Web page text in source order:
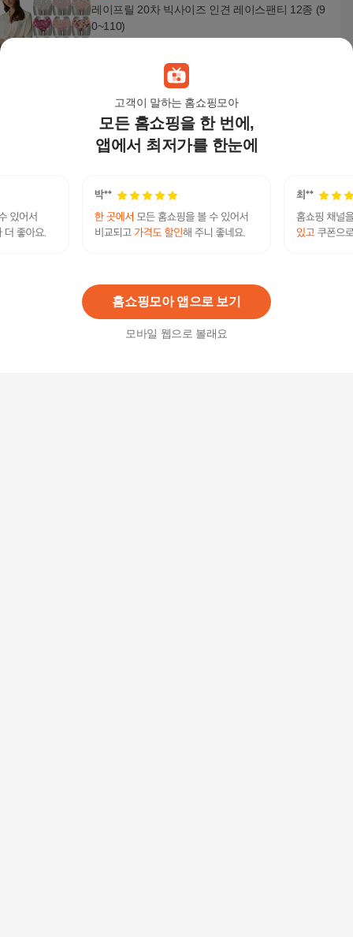
고객이 말하는 홈쇼핑모아
모든 홈쇼핑을 한 번에,
앱에서 최저가를 한눈에
홈쇼핑모아 앱으로 보기
모바일 웹으로 볼래요
레이프릴 20차 빅사이즈 인견 레이스팬티 12종 (9
0~110)
레이프릴 레이프릴] 레이프릴 모달 보정 팬티 패키
지 총 8종
49,410 원
[방송히트]레이프릴18차 데일리 빅사이즈 여성 인